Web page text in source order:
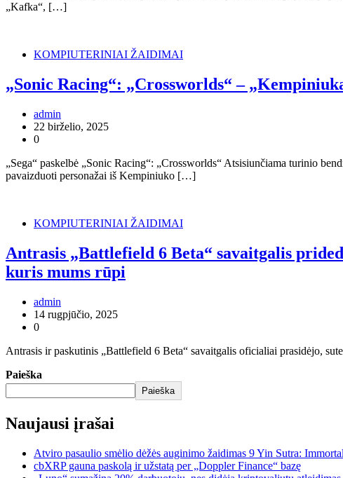
„Kafka“, […]
KOMPIUTERINIAI ŽAIDIMAI
„Sonic Racing“: „Crossworlds“ –
admin
22 birželio, 2025
0
„Sega“ paskelbė „Sonic Racing“: „Crossworlds“ Atsisiunčiama turinio
pavaizduoti personažai iš Kempiniuko […]
KOMPIUTERINIAI ŽAIDIMAI
Antrasis „Battlefield 6 Beta“ savaitgalis
kuris mums rūpi
admin
14 rugpjūčio, 2025
0
Antrasis ir paskutinis „Battlefield 6 Beta“ savaitgalis oficialiai prasidėjo,
Paieška
Paieška
Naujausi įrašai
Atviro pasaulio smėlio dėžės auginimo žaidimas 9 Yin Sutra:
cbXRP gauna paskolą ir užstatą per „Doppler Finance“ bazę